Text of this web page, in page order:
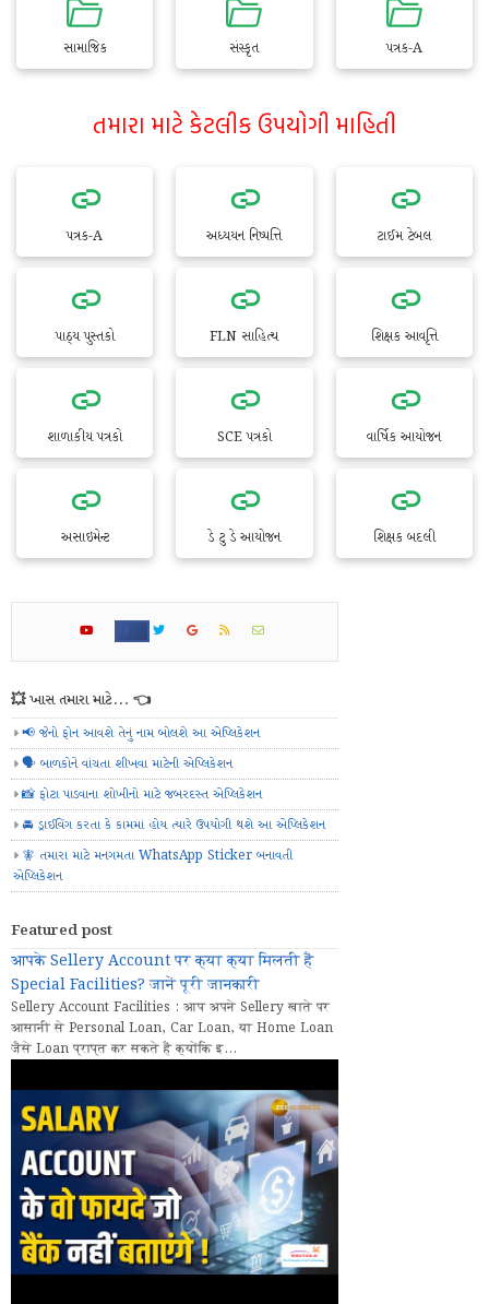
સામાજિક સંસ્કૃત પત્રક-A
તમારા માટે કેટલીક ઉપયોગી માહિતી
પત્રક-A અધ્યયન નિષ્પત્તિ ટાઈમ ટેબલ
પાઠ્ય પુસ્તકો FLN સાહિત્ય શિક્ષક આવૃત્તિ
શાળાકીય પત્રકો SCE પત્રકો વાર્ષિક આયોજન
અસાઇમેન્ટ ડે ટુ ડે આયોજન શિક્ષક બદલી
💥 ખાસ તમારા માટે... 👈
📢 જેનો ફોન આવશે તેનું નામ બોલશે આ એપ્લિકેશન
🗣️ બાળકોને વાંચતા શીખવા માટેની એપ્લિકેશન
📸 ફોટા પાડવાના શોખીનો માટે જબરદસ્ત એપ્લિકેશન
🚘 ડ્રાઈવિંગ કરતા કે કામમાં હોય ત્યારે ઉપયોગી થશે આ એપ્લિકેશન
🧚 તમારા માટે મનગમતા WhatsApp Sticker બનાવતી
એપ્લિકેશન
Featured post
आपके Sellery Account पर क्या क्या मिलती हैं
Special Facilities? जानें पूरी जानकारी
Sellery Account Facilities : आप अपने Sellery खाते पर
आसानी से Personal Loan, Car Loan, या Home Loan
जैसे Loan प्राप्त कर सकते हैं क्योंकि इ...